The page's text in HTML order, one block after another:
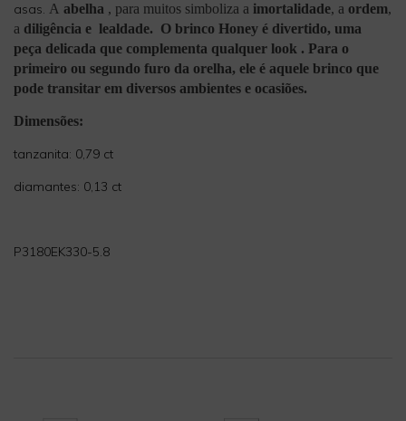
asas. A abelha , para muitos simboliza a imortalidade, a ordem,
a diligência e lealdade. O brinco Honey é divertido, uma
peça delicada que complementa qualquer look . Para o
primeiro ou segundo furo da orelha, ele é aquele brinco que
pode transitar em diversos ambientes e ocasiões.
Dimensões:
tanzanita: 0,79 ct
diamantes: 0,13 ct
P3180EK330-5.8